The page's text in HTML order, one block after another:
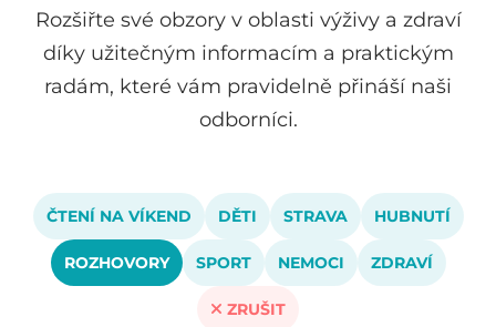
Rozšiřte své obzory v oblasti výživy a zdraví
díky užitečným informacím a praktickým
radám, které vám pravidelně přináší naši
odborníci.
ČTENÍ NA VÍKEND DĚTI STRAVA HUBNUTÍ
ROZHOVORY SPORT NEMOCI ZDRAVÍ
ZRUŠIT